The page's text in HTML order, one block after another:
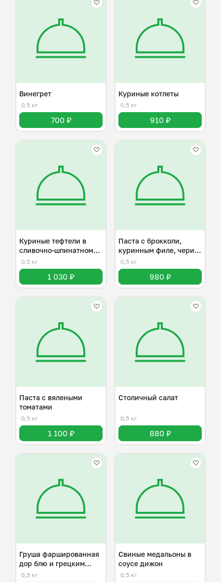
Винегрет
0,5 кг
700 ₽
Куриные котлеты
0,5 кг
910 ₽
Куриные тефтели в
сливочно-шпинатном
соусе
0,5 кг
1 030 ₽
Паста с брокколи,
куринным филе, чери и
пармезаном
0,5 кг
980 ₽
Паста с вялеными
томатами
0,5 кг
1 100 ₽
Столичный салат
0,5 кг
880 ₽
Груша фаршированная
дор блю и грецким
орехом
0,5 кг
Свиные медальоны в
соусе дижон
0,5 кг